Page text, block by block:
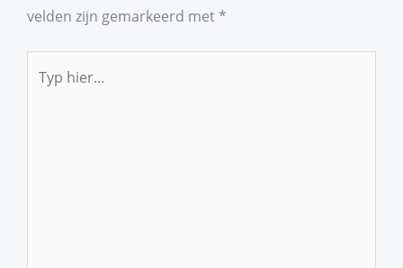
velden zijn gemarkeerd met *
hier...